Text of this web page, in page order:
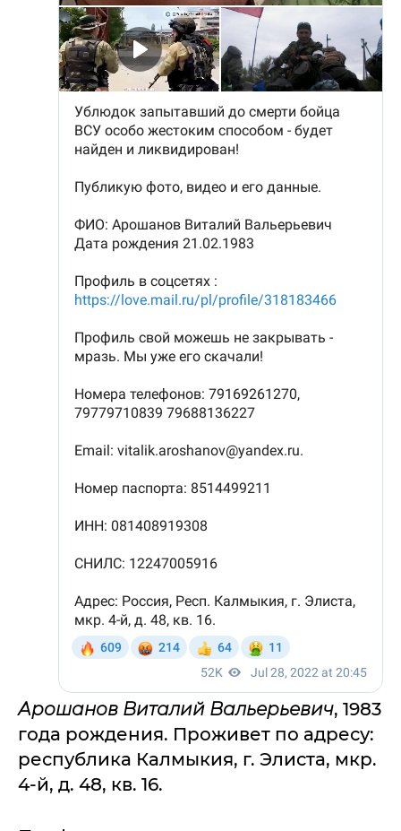
Арошанов Виталий Вальерьевич, 1983
года рождения. Проживет по адресу:
республика Калмыкия, г. Элиста, мкр.
4-й, д. 48, кв. 16.